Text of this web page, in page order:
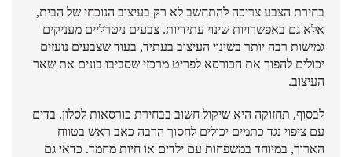
בחירת הצבע צריכה להתחשב לא רק בעיצוב הנוכחי של הבית,
אלא גם באפשרויות שינוי עתידיות. צבעים ניטרליים מעניקים
גמישות רבה יותר בשינוי העיצוב בעתיד, בעוד שצבעים נועזים
יכולים להפוך את הכורסא לפריט מרכזי שסביבו בונים את שאר
העיצוב.
לבסוף, תחזוקה היא שיקול חשוב בבחירת כורסאות לסלון. בדים
עם ציפוי נגד כתמים יכולים לחסוך הרבה כאב ראש בטווח
הארוך, במיוחד במשפחות עם ילדים או חיות מחמד. כדאי גם